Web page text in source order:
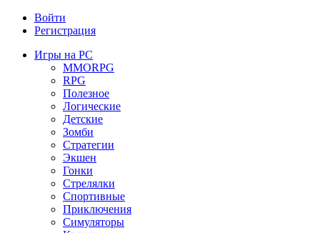
Войти
Регистрация
Игры на PC
MMORPG
RPG
Полезное
Логические
Детские
Зомби
Стратегии
Экшен
Гонки
Стрелялки
Спортивные
Приключения
Симуляторы